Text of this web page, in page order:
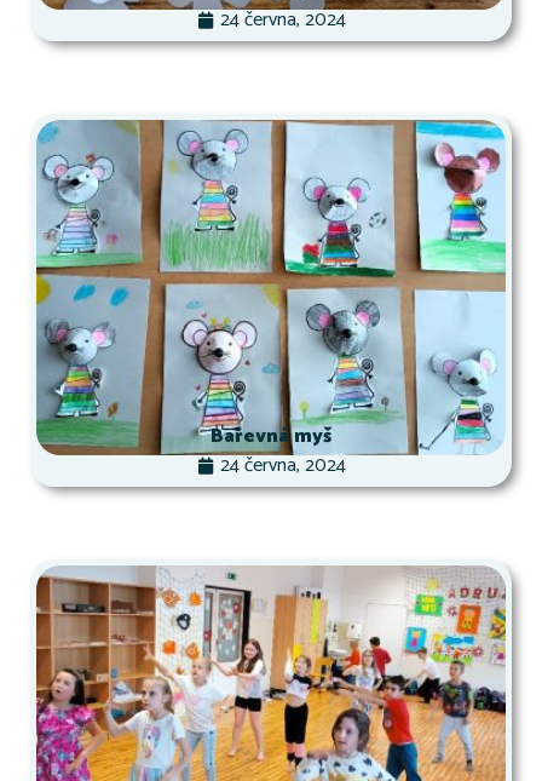
24 června, 2024
Barevná myš
24 června, 2024